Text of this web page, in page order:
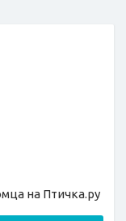
на Птичка.ру